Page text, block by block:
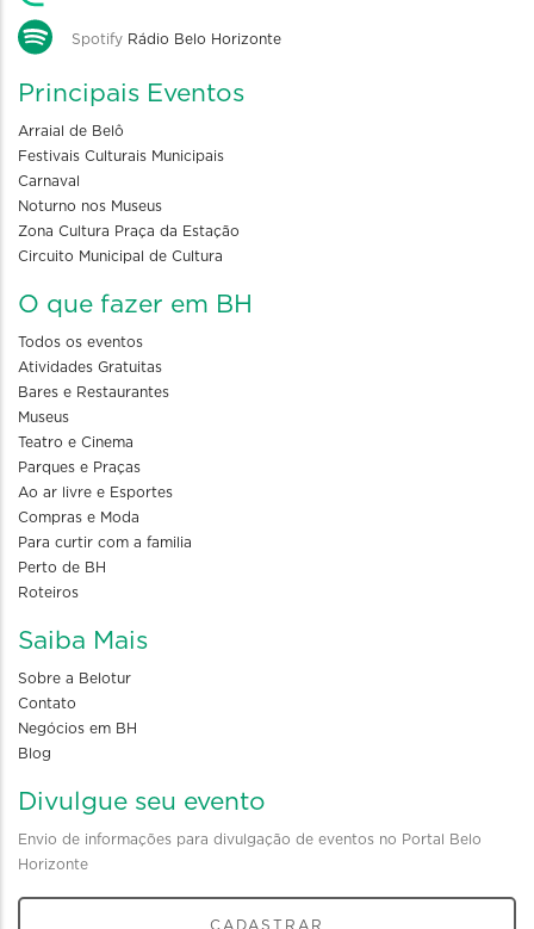
Spotify Rádio Belo Horizonte
Principais Eventos
Arraial de Belô
Festivais Culturais Municipais
Carnaval
Noturno nos Museus
Zona Cultura Praça da Estação
Circuito Municipal de Cultura
O que fazer em BH
Todos os eventos
Atividades Gratuitas
Bares e Restaurantes
Museus
Teatro e Cinema
Parques e Praças
Ao ar livre e Esportes
Compras e Moda
Para curtir com a familia
Perto de BH
Roteiros
Saiba Mais
Sobre a Belotur
Contato
Negócios em BH
Blog
Divulgue seu evento
Envio de informações para divulgação de eventos no Portal Belo
Horizonte
CADASTRAR